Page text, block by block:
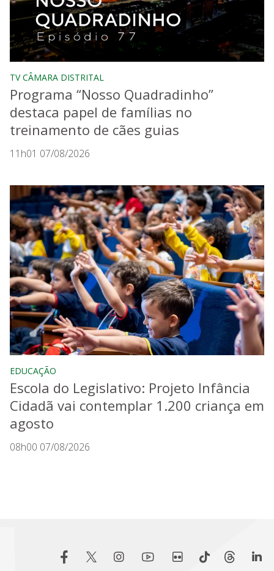
TV CÂMARA DISTRITAL
Programa “Nosso Quadradinho”
destaca papel de famílias no
treinamento de cães guias
11h01 07/08/2026
EDUCAÇÃO
Escola do Legislativo: Projeto Infância
Cidadã vai contemplar 1.200 criança em
agosto
08h00 07/08/2026